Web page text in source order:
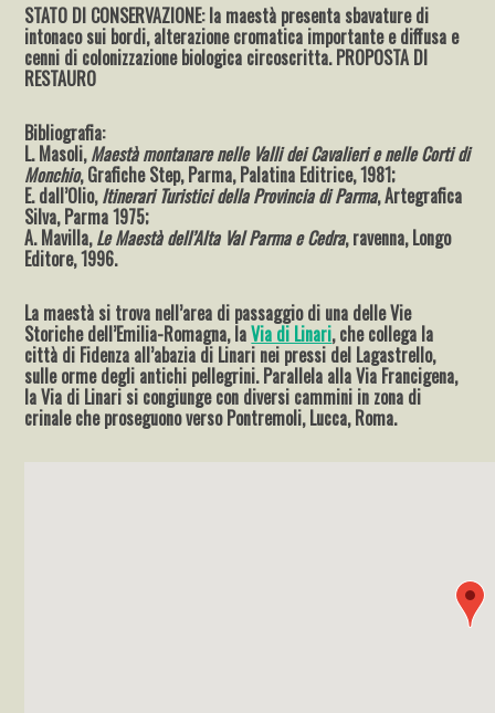
STATO DI CONSERVAZIONE: la maestà presenta sbavature di
intonaco sui bordi, alterazione cromatica importante e diffusa e
cenni di colonizzazione biologica circoscritta. PROPOSTA DI
RESTAURO
Bibliografia:
L. Masoli,Maestà montanare nelle Valli dei Cavalieri e nelle Corti di
Monchio, Grafiche Step, Parma, Palatina Editrice, 1981;
E. dall’Olio,Itinerari Turistici della Provincia di Parma, Artegrafica
Silva, Parma 1975;
A. Mavilla,Le Maestà dell’Alta Val Parma e Cedra, ravenna, Longo
Editore, 1996.
La maestà si trova nell’area di passaggio di una delle Vie
Storiche dell’Emilia-Romagna, laVia di Linari, che collega la
città di Fidenza all’abazia di Linari nei pressi del Lagastrello,
sulle orme degli antichi pellegrini. Parallela alla Via Francigena,
la Via di Linari si congiunge con diversi cammini in zona di
crinale che proseguono verso Pontremoli, Lucca, Roma.